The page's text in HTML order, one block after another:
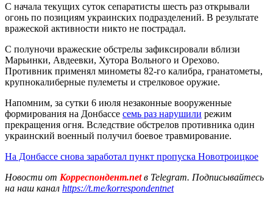
С начала текущих суток сепаратисты шесть раз открывали
огонь по позициям украинских подразделений. В результате
вражеской активности никто не пострадал.
С полуночи вражеские обстрелы зафиксировали вблизи
Марьинки, Авдеевки, Хутора Вольного и Орехово.
Противник применял минометы 82-го калибра, гранатометы,
крупнокалиберные пулеметы и стрелковое оружие.
Напомним, за сутки 6 июля незаконные вооруженные
формирования на Донбассе семь раз нарушили режим
прекращения огня. Вследствие обстрелов противника один
украинский военный получил боевое травмирование.
На Донбассе снова заработал пункт пропуска Новотроицкое
Новости от Корреспондент.netв Telegram. Подписывайтесь
на наш канал https://t.me/korrespondentnet